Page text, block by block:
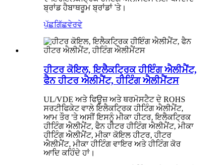
ਬ੍ਰਾਂਡ ਹੈਬਾਥਰੂਮ ਬ੍ਰਾਂਡਾਂ 'ਤੇ।
ਪੁੱਛਗਿੱਛਵੇਰਵੇ
ਹੀਟਰ ਕੋਇਲ, ਇਲੈਕਟ੍ਰਿਕ ਹੀਇੰਗ ਐਲੀਮੈਂਟ,
ਫੈਨ ਹੀਟਰ ਐਲੀਮੈਂਟ, ਹੀਟਿੰਗ ਐਲੀਮੈਂਟਸ
UL/VDE ਅਤੇ ਫਿਊਜ਼ ਅਤੇ ਥਰਮੋਸਟੈਟ ਦੇ ROHS
ਸਰਟੀਫਿਕੇਟ ਵਾਲੇ ਇਲੈਕਟ੍ਰਿਕ ਹੀਟਿੰਗ ਐਲੀਮੈਂਟ,
ਆਮ ਤੌਰ 'ਤੇ ਅਸੀਂ ਇਸਨੂੰ ਮੀਕਾ ਹੀਟਰ, ਇਲੈਕਟ੍ਰਿਕ
ਹੀਟਿੰਗ ਐਲੀਮੈਂਟ, ਫੈਨ ਹੀਟਰ ਹੀਟਿੰਗ ਐਲੀਮੈਂਟ, ਮੀਕਾ
ਹੀਟਿੰਗ ਐਲੀਮੈਂਟ, ਮੀਕਾ ਕੋਇਲ ਹੀਟਰ, ਹੀਟਰ
ਐਲੀਮੈਂਟ, ਮੀਕਾ ਹੀਟਿੰਗ ਵਾਇਰ ਅਤੇ ਹੀਟਿੰਗ ਕੋਰ
ਆਦਿ ਕਹਿੰਦੇ ਹਾਂ।